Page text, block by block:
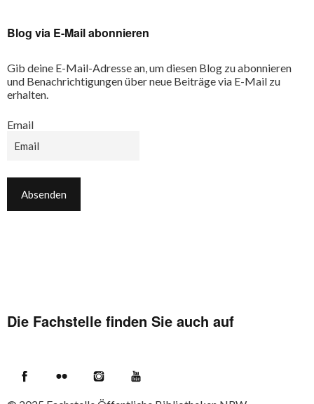
Blog via E-Mail abonnieren
Gib deine E-Mail-Adresse an, um diesen Blog zu abonnieren
und Benachrichtigungen über neue Beiträge via E-Mail zu
erhalten.
Email
Die Fachstelle finden Sie auch auf